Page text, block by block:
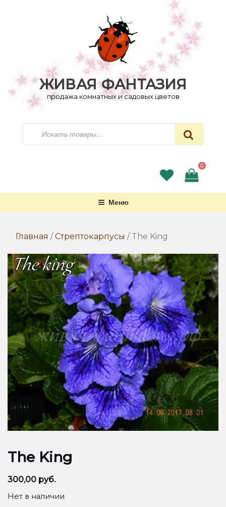
ЖИВАЯ ФАНТАЗИЯ
продажа комнатных и садовых цветов
0
Меню
Главная / Стрептокарпусы / The King
The King
300,00 руб.
Нет в наличии